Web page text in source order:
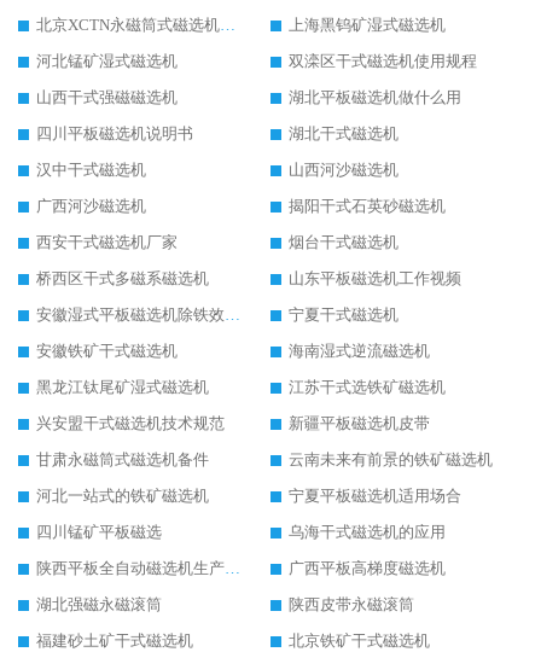
北京XCTN永磁筒式磁选机磁块位置
上海黑钨矿湿式磁选机
河北锰矿湿式磁选机
双滦区干式磁选机使用规程
山西干式强磁磁选机
湖北平板磁选机做什么用
四川平板磁选机说明书
湖北干式磁选机
汉中干式磁选机
山西河沙磁选机
广西河沙磁选机
揭阳干式石英砂磁选机
西安干式磁选机厂家
烟台干式磁选机
桥西区干式多磁系磁选机
山东平板磁选机工作视频
安徽湿式平板磁选机除铁效果怎么样
宁夏干式磁选机
安徽铁矿干式磁选机
海南湿式逆流磁选机
黑龙江钛尾矿湿式磁选机
江苏干式选铁矿磁选机
兴安盟干式磁选机技术规范
新疆平板磁选机皮带
甘肃永磁筒式磁选机备件
云南未来有前景的铁矿磁选机
河北一站式的铁矿磁选机
宁夏平板磁选机适用场合
四川锰矿平板磁选
乌海干式磁选机的应用
陕西平板全自动磁选机生产厂家
广西平板高梯度磁选机
湖北强磁永磁滚筒
陕西皮带永磁滚筒
福建砂土矿干式磁选机
北京铁矿干式磁选机